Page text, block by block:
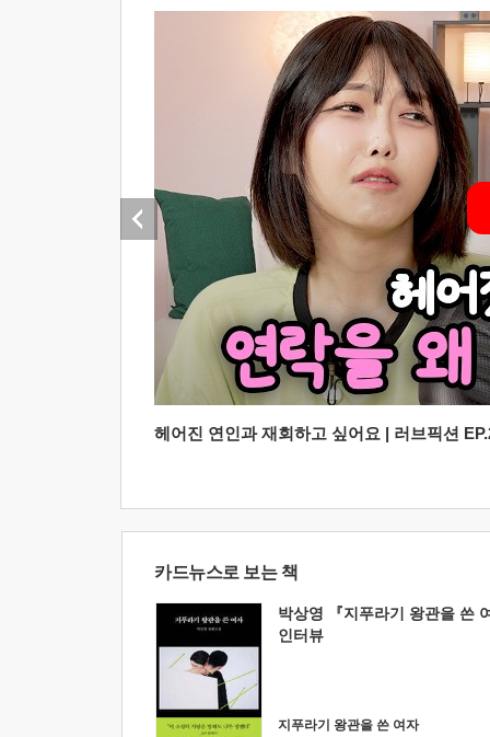
헤어진 연인과 재회하고 싶어요 | 러브픽션
카드뉴스로 보는 책
박상영 『지푸라기 왕관을 쓴
인터뷰
지푸라기 왕관을 쓴 여자